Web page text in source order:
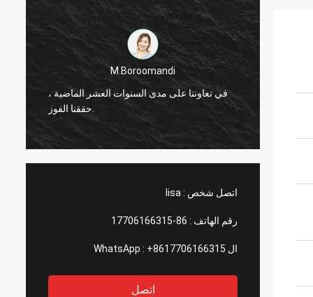
M.Boroomandi
في تعاوننا على مدى السنوات العشر
العشر الماضية ،
اتصل شخص : lisa
رقم الهاتف : 86-17706166315
ال WhatsApp : +8617706166315
اتصل